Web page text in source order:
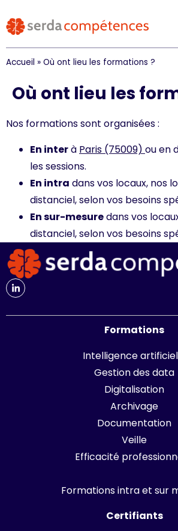
Accueil » Où ont lieu les formations ?
Où ont lieu les
Nos formations sont organisées :
En interà Paris (75009) ou en
les sessions.
En intra dans vos locaux, nos
distanciel, selon vos besoins
En sur-mesuredans vos
distanciel, selon vos besoins
Formations
Intelligence
Gestion des data
Digitalisation
Archivage
Documentation
Veille
Efficacité
Formations intra et sur
Certifiants